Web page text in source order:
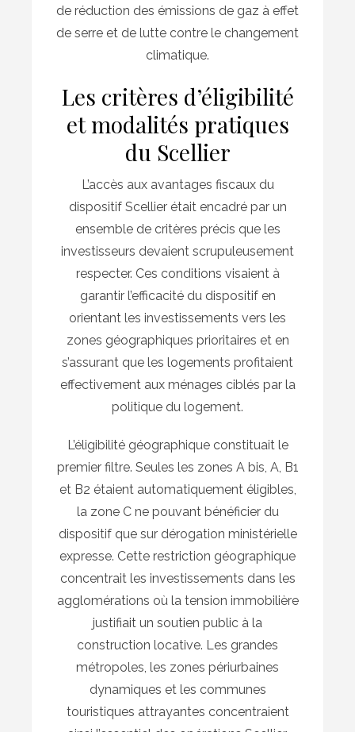
de réduction des émissions de gaz à effet
de serre et de lutte contre le changement
climatique.
Les critères d’éligibilité
et modalités pratiques
du Scellier
L’accès aux avantages fiscaux du
dispositif Scellier était encadré par un
ensemble de critères précis que les
investisseurs devaient scrupuleusement
respecter. Ces conditions visaient à
garantir l’efficacité du dispositif en
orientant les investissements vers les
zones géographiques prioritaires et en
s’assurant que les logements profitaient
effectivement aux ménages ciblés par la
politique du logement.
L’éligibilité géographique constituait le
premier filtre. Seules les zones A bis, A, B1
et B2 étaient automatiquement éligibles,
la zone C ne pouvant bénéficier du
dispositif que sur dérogation ministérielle
expresse. Cette restriction géographique
concentrait les investissements dans les
agglomérations où la tension immobilière
justifiait un soutien public à la
construction locative. Les grandes
métropoles, les zones périurbaines
dynamiques et les communes
touristiques attrayantes concentraient